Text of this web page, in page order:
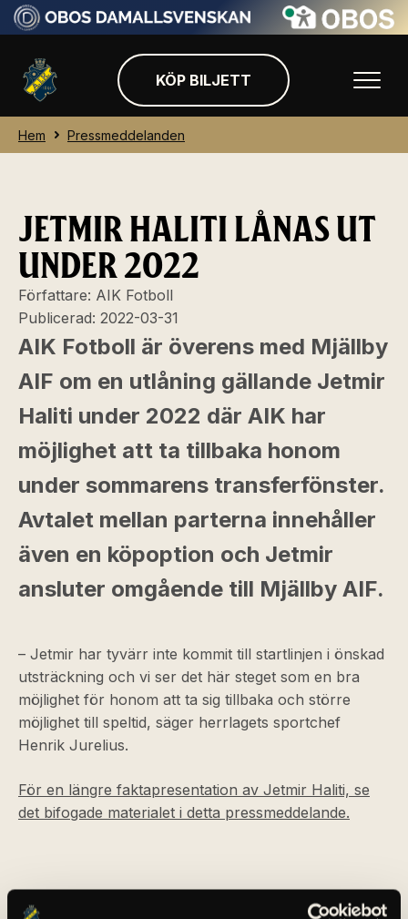
KÖP BILJETT
Hem Pressmeddelanden
JETMIR HALITI LÅNAS UT
UNDER 2022
Författare: AIK Fotboll
Publicerad: 2022-03-31
AIK Fotboll är överens med Mjällby
AIF om en utlåning gällande Jetmir
Haliti under 2022 där AIK har
möjlighet att ta tillbaka honom
under sommarens transferfönster.
Avtalet mellan parterna innehåller
även en köpoption och Jetmir
ansluter omgående till Mjällby AIF.
– Jetmir har tyvärr inte kommit till startlinjen i önskad
utsträckning och vi ser det här steget som en bra
möjlighet för honom att ta sig tillbaka och större
möjlighet till speltid, säger herrlagets sportchef
Henrik Jurelius.
För en längre faktapresentation av Jetmir Haliti, se
det bifogade materialet i detta pressmeddelande.